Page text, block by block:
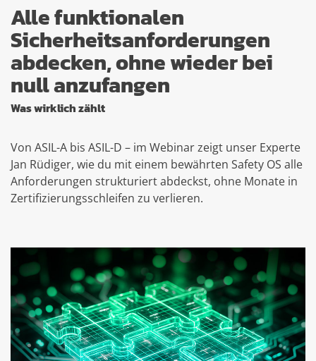
Alle funktionalen
Sicherheitsanforderungen
abdecken, ohne wieder bei
null anzufangen
Was wirklich zählt
Von ASIL-A bis ASIL-D – im Webinar zeigt unser Experte
Jan Rüdiger, wie du mit einem bewährten Safety OS alle
Anforderungen strukturiert abdeckst, ohne Monate in
Zertifizierungsschleifen zu verlieren.